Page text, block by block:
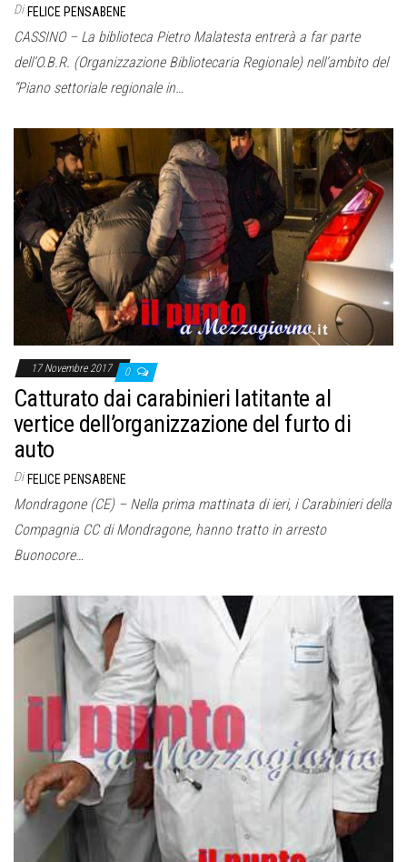
Di FELICE PENSABENE
CASSINO – La biblioteca Pietro Malatesta entrerà a far parte
dell’O.B.R. (Organizzazione Bibliotecaria Regionale) nell’ambito del
“Piano settoriale regionale in…
17 Novembre 2017 0
Catturato dai carabinieri latitante al
vertice dell’organizzazione del furto di
auto
Di FELICE PENSABENE
Mondragone (CE) – Nella prima mattinata di ieri, i Carabinieri della
Compagnia CC di Mondragone, hanno tratto in arresto
Buonocore…